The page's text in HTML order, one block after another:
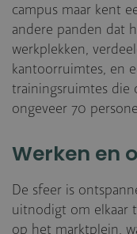
campus maar kent
andere panden dat
werkplekken,
kantoorruimtes, en
trainingsruimtes die
ongeveer 70
Werken en
De sfeer is
uitnodigt om elkaar
op het marktplein,